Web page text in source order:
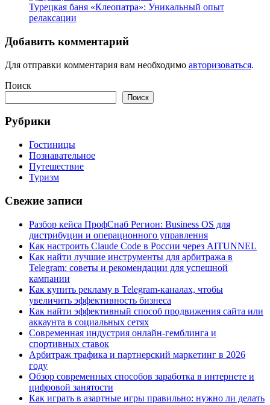
Турецкая баня «Клеопатра»: Уникальный опыт
релаксации
Добавить комментарий
Для отправки комментария вам необходимо авторизоваться.
Поиск
Поиск
Рубрики
Гостиницы
Познавательное
Путешествие
Туризм
Свежие записи
Разбор кейса ПрофСнаб Регион: Business OS для
дистрибуции и операционного управления
Как настроить Claude Code в России через AITUNNEL
Как найти лучшие инструменты для арбитража в
Telegram: советы и рекомендации для успешной
кампании
Как купить рекламу в Telegram-каналах, чтобы
увеличить эффективность бизнеса
Как найти эффективный способ продвижения сайта или
аккаунта в социальных сетях
Современная индустрия онлайн-гемблинга и
спортивных ставок
Арбитраж трафика и партнерский маркетинг в 2026
году
Обзор современных способов заработка в интернете и
цифровой занятости
Как играть в азартные игры правильно: нужно ли делать